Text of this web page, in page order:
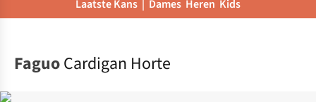
Laatste Kans | Dames Heren Kids
FaguoCardigan Horte